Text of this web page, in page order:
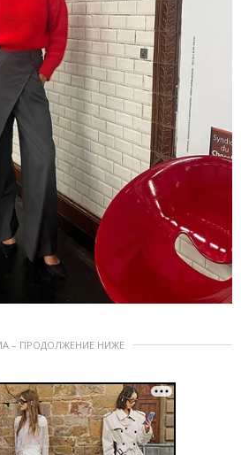
– ПРОДОЛЖЕНИЕ НИЖЕ